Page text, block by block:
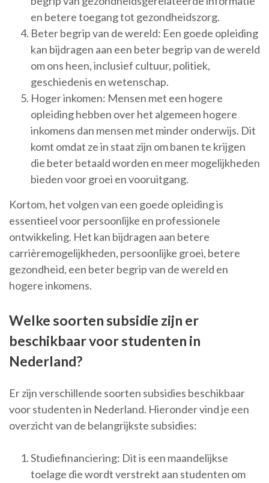
en betere toegang tot gezondheidszorg.
Beter begrip van de wereld: Een goede opleiding
kan bijdragen aan een beter begrip van de wereld
om ons heen, inclusief cultuur, politiek,
geschiedenis en wetenschap.
Hoger inkomen: Mensen met een hogere
opleiding hebben over het algemeen hogere
inkomens dan mensen met minder onderwijs. Dit
komt omdat ze in staat zijn om banen te krijgen
die beter betaald worden en meer mogelijkheden
bieden voor groei en vooruitgang.
Kortom, het volgen van een goede opleiding is
essentieel voor persoonlijke en professionele
ontwikkeling. Het kan bijdragen aan betere
carrièremogelijkheden, persoonlijke groei, betere
gezondheid, een beter begrip van de wereld en
hogere inkomens.
Welke soorten subsidie zijn er
beschikbaar voor studenten in
Nederland?
Er zijn verschillende soorten subsidies beschikbaar
voor studenten in Nederland. Hieronder vind je een
overzicht van de belangrijkste subsidies:
Studiefinanciering: Dit is een maandelijkse
toelage die wordt verstrekt aan studenten om